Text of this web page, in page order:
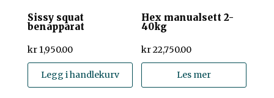
Sissy squat
benapparat
kr1,950.00
Legg i handlekurv
Hex manualsett 2-
40kg
kr22,750.00
Les mer